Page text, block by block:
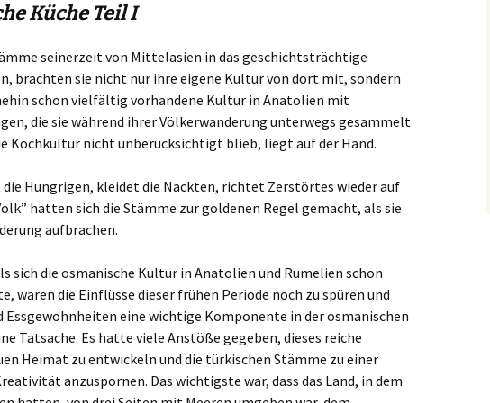
Gümüslük
Yalikavak
Türkbükü
Gündogan
Torba
Küche Teil I
seinerzeit von Mittelasien in das geschichtsträchtige
brachten sie nicht nur ihre eigene Kultur von dort mit, sondern
schon vielfältig vorhandene Kultur in Anatolien mit
die sie während ihrer Völkerwanderung unterwegs gesammelt
Kochkultur nicht unberücksichtigt blieb, liegt auf der Hand.
die Hungrigen, kleidet die Nackten, richtet Zerstörtes wieder auf
hatten sich die Stämme zur goldenen Regel gemacht, als sie
aufbrachen.
sich die osmanische Kultur in Anatolien und Rumelien schon
waren die Einflüsse dieser frühen Periode noch zu spüren und
Essgewohnheiten eine wichtige Komponente in der osmanischen
Tatsache. Es hatte viele Anstöße gegeben, dieses reiche
Heimat zu entwickeln und die türkischen Stämme zu einer
anzuspornen. Das wichtigste war, dass das Land, in dem